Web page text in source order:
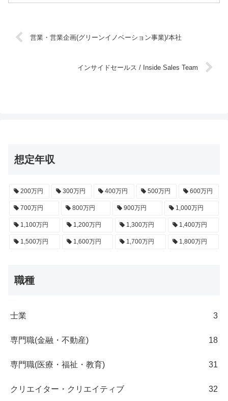
営業・営業企画(グリーンイノベーション事業)/本社
インサイドセールス / Inside Sales Team
想定年収
200万円 300万円 400万円 500万円 600万円
700万円 800万円 900万円 1,000万円
1,100万円 1,200万円 1,300万円 1,400万円
1,500万円 1,600万円 1,700万円 1,800万円
職種
士業 3
専門職(金融・不動産) 18
専門職(医療・福祉・教育) 31
クリエイター・クリエイティブ 32